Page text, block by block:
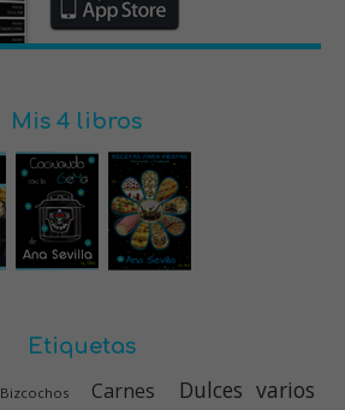
Mis 4 libros
Etiquetas
Bizcochos Carnes Dulces varios